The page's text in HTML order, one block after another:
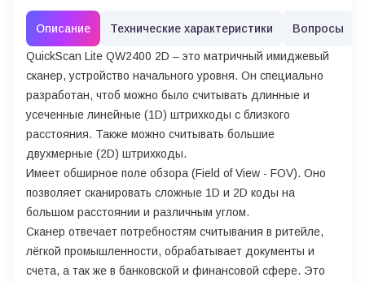
Описание Технические характеристики Вопросы
QuickScan Lite QW2400 2D – это матричный имиджевый
сканер, устройство начального уровня. Он специально
разработан, чтоб можно было считывать длинные и
усеченные линейные (1D) штрихкоды с близкого
расстояния. Также можно считывать большие
двухмерные (2D) штрихкоды.
Имеет обширное поле обзора (Field of View - FOV). Оно
позволяет сканировать сложные 1D и 2D коды на
большом расстоянии и различным углом.
Сканер отвечает потребностям считывания в ритейле,
лёгкой промышленности, обрабатывает документы и
счета, а так же в банковской и финансовой сфере. Это